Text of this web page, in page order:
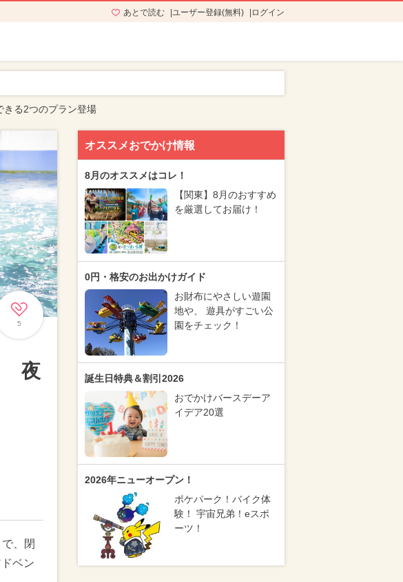
あとで読む ユーザー登録(無料) ログイン
る2つのプラン登場
5
夜
、閉
ベン
オススメおでかけ情報
8月のオススメはコレ！
【関東】8月のおすすめ
を厳選してお届け！
0円・格安のお出かけガイド
お財布にやさしい遊園
地や、 遊具がすごい公
園をチェック！
誕生日特典＆割引2026
おでかけバースデーア
イデア20選
2026年ニューオープン！
ポケパーク！バイク体
験！ 宇宙兄弟！eスポ
ーツ！